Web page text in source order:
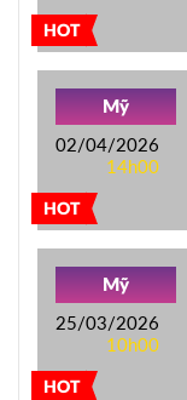
HOT
HOT
Mỹ
02/04/2026
14h00
HOT
Mỹ
25/03/2026
10h00